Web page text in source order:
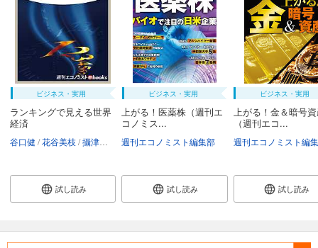
ビジネス・実用
ランキングで見える世界
経済
谷口健 花谷美枝 攝津斉彦 佐々木融 前島英彦 本田あゆみ 大崎貞和 関雄太
試し読み
ビジネス・実用
上がる！医薬株（週刊エ
コノミス...
週刊エコノミスト編集部
試し読み
ビジネス・実用
上がる！金＆暗号
（週刊エコ...
週刊エコノミスト編
試し読み